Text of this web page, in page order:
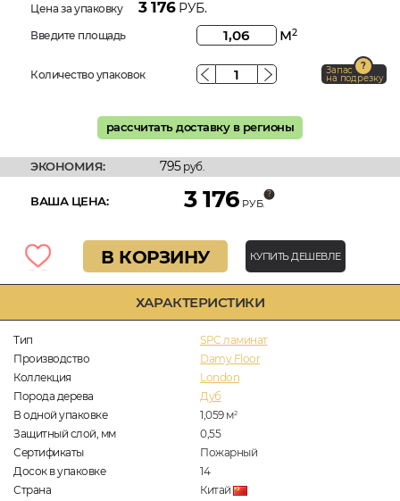
ХАРАКТЕРИСТИКИ
Тип
SPC ламинат
Производство
Damy Floor
Коллекция
London
Порода дерева
Дуб
В одной упаковке
1,059 м2
Защитный слой, мм
0,55
Сертификаты
Пожарный
Досок в упаковке
14
Страна
Китай
Цена за упаковку 3 176РУБ.
Введите площадь м2
Количество упаковок Запас
на подрезку
рассчитать доставку в регионы
ЭКОНОМИЯ: 795руб.
ВАША ЦЕНА: 3 176 РУБ.
В КОРЗИНУ КУПИТЬ ДЕШЕВЛЕ